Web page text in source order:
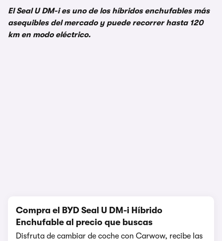
El Seal U DM-i es uno de los híbridos enchufables más
asequibles del mercado y puede recorrer hasta 120
km en modo eléctrico.
Compra el BYD Seal U DM-i Híbrido
Enchufable al precio que buscas
Disfruta de cambiar de coche con Carwow, recibe las